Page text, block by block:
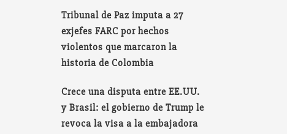
Tribunal de Paz imputa a 27
exjefes FARC por hechos
violentos que marcaron la
historia de Colombia
Crece una disputa entre EE.UU.
y Brasil: el gobierno de Trump le
revoca la visa a la embajadora